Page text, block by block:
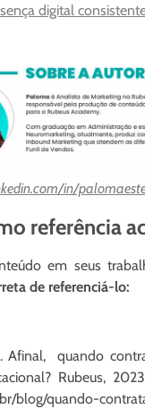
digital
in/
referência
em seus
de referenciá-lo:
Afinal, quando
Rubeus,
blog/quando-